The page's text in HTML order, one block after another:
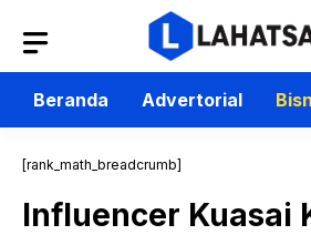
isi
Beranda
Advertorial
[rank_math_breadcrumb]
Influencer Kuasai